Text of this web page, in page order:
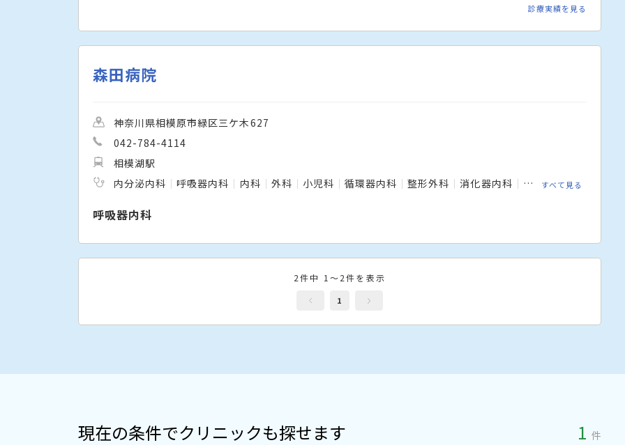
診療実績を見る
森田病院
神奈川県相模原市緑区三ケ木627
042-784-4114
相模湖駅
内分泌内科
呼吸器内科 内科 外科 小児科 循環器内科 整形外科 消化器内科 消化器外科
すべて見る
呼吸器内科
2件中 1～2件を表示
1
現在の条件でクリニックも探せます 1 件